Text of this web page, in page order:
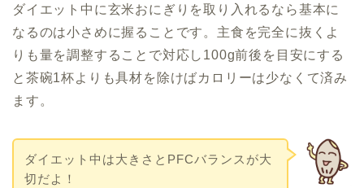
ダイエット中に玄米おにぎりを取り入れるなら基本に
なるのは小さめに握ることです。主食を完全に抜くよ
りも量を調整することで対応し100g前後を目安にする
と茶碗1杯よりも具材を除けばカロリーは少なくて済み
ます。
ダイエット中は大きさとPFCバランスが大
切だよ！